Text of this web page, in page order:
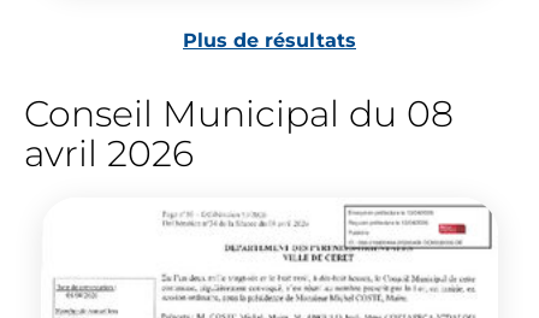
Plus de résultats
Conseil Municipal du 08
avril 2026